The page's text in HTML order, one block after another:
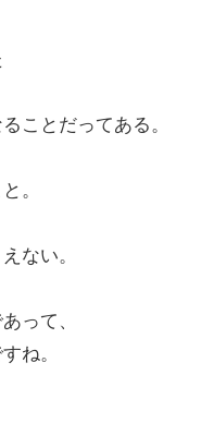
ことだってある。
。
ない。
って、
ね。